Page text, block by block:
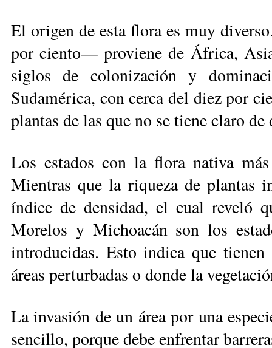
El origen de esta flora es muy
por ciento— proviene de África,
siglos de colonización y
Sudamérica, con cerca del diez por
plantas de las que no se tiene claro
Los estados con la flora nativa
Mientras que la riqueza de plantas
índice de densidad, el cual reveló
Morelos y Michoacán son los
introducidas. Esto indica que
áreas perturbadas o donde la
La invasión de un área por una
sencillo, porque debe enfrentar